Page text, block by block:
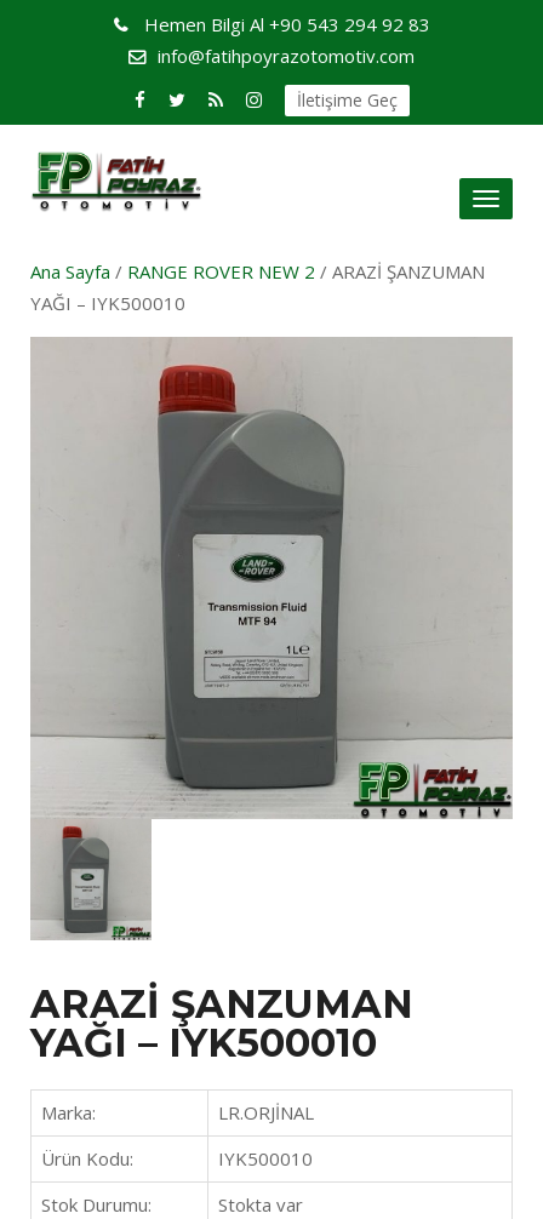
Hemen Bilgi Al +90 543 294 92 83
info@fatihpoyrazotomotiv.com
İletişime Geç
Toggle
Ana Sayfa / RANGE ROVER NEW 2 / ARAZİ ŞANZUMAN
YAĞI – IYK500010
ARAZİ ŞANZUMAN
YAĞI – IYK500010
Marka:
LR.ORJİNAL
Ürün Kodu:
IYK500010
Stok Durumu:
Stokta var